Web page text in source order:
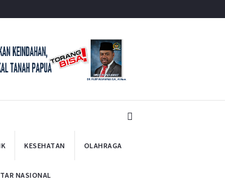
KESEHATAN OLAHRAGA
NASIONAL